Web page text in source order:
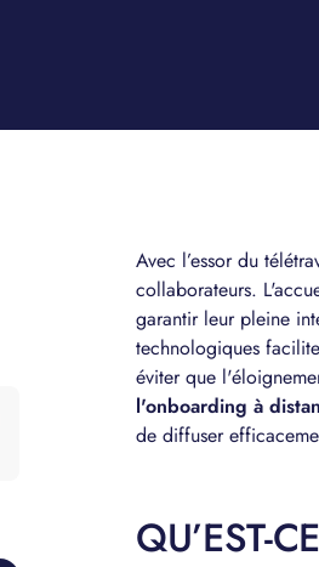
Avec l’essor du
collaborateurs.
garantir leur pleine
technologiques
éviter que
l'onboarding à
de diffuser
QU’EST-